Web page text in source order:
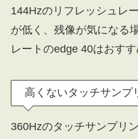
144Hzのリフレッシュレ
が低く、残像が気になる
レートのedge 40はおすす
高くないタッチサンプ
360Hzのタッチサンプリ